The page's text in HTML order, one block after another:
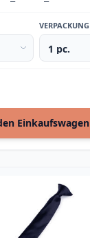
VERPACKUNG
Einkaufswagen